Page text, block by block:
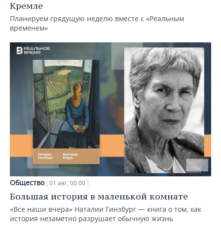
Кремле
Планируем грядущую неделю вместе с «Реальным
временем»
Общество 01 авг, 00:00
Большая история в маленькой комнате
«Все наши вчера» Наталии Гинзбург — книга о том, как
история незаметно разрушает обычную жизнь